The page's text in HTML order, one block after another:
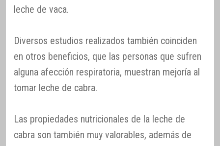
leche de vaca.
Diversos estudios realizados también coinciden
en otros beneficios, que las personas que sufren
alguna afección respiratoria, muestran mejoría al
tomar leche de cabra.
Las propiedades nutricionales de la leche de
cabra son también muy valorables, además de